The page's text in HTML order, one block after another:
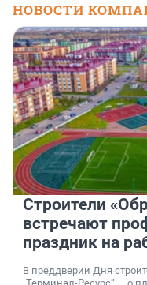
НОВОСТИ
Строители
встречают
праздник на
В преддверии Дня